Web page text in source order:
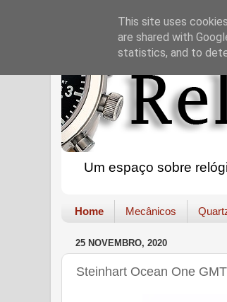
Um espaço sobre
Home Mecânicos
25 NOVEMBRO, 2020
Steinhart Ocean One
This site uses
are shared with
statistics, and to